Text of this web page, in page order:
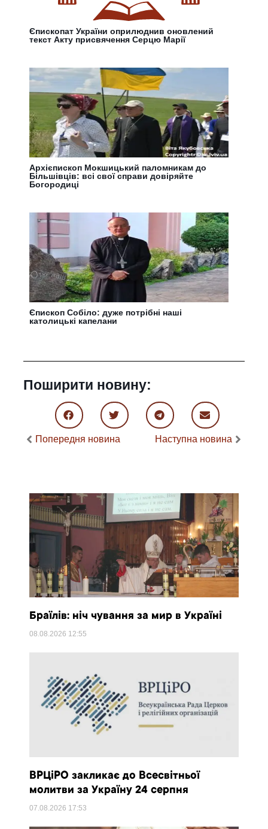
Єпископат України оприлюднив оновлений
текст Акту присвячення Серцю Марії
Архієпископ Мокшицький паломникам до
Більшівців: всі свої справи довіряйте
Богородиці
Єпископ Собіло: дуже потрібні наші
католицькі капелани
Поширити новину:
Попередня новина Наступна новина
Браїлів: ніч чування за мир в Україні
08.08.2026 12:55
ВРЦіРО закликає до Всесвітньої
молитви за Україну 24 серпня
07.08.2026 17:53